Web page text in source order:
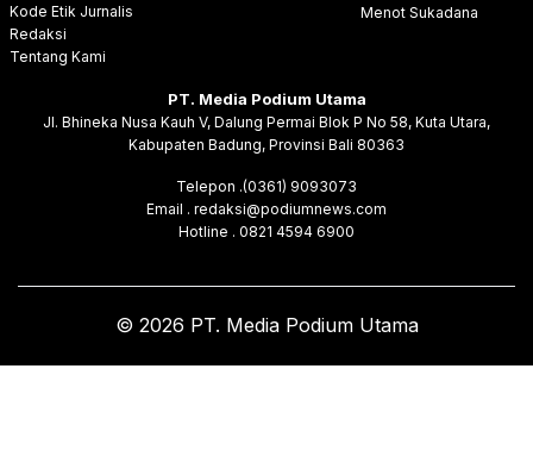
Kode Etik Jurnalis
Redaksi
Tentang Kami
Menot Sukadana
PT. Media Podium Utama
Jl. Bhineka Nusa Kauh V, Dalung Permai Blok P No 58, Kuta Utara,
Kabupaten Badung, Provinsi Bali 80363
Telepon .(0361) 9093073
Email . redaksi@podiumnews.com
Hotline . 0821 4594 6900
© 2026 PT. Media Podium Utama